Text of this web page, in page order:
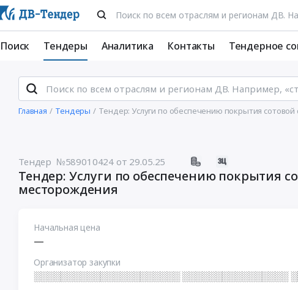
Поиск Тендеры Аналитика Контакты Тендерное
Главная Тендеры Тендер: Услуги по обеспечению покрытия
Тендер №589010424 от 29.05.25
Тендер: Услуги по обеспечению покрытия
месторождения
Начальная цена
—
Организатор закупки
░░░░░░░░░░░░░░░░░░░░░░ ░░░░░░░░░░░░░░░░